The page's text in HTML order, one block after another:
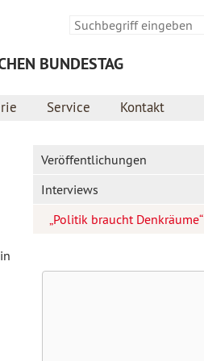
BUNDESTAG
Suche
Service Kontakt
Veröffentlichungen
Interviews
„Politik braucht Denkräume“